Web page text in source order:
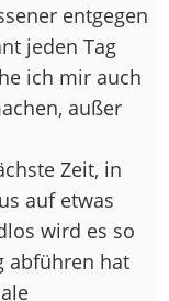
entgegen
jeden Tag
ich mir auch
außer
Zeit, in
auf etwas
wird es so
abführen hat